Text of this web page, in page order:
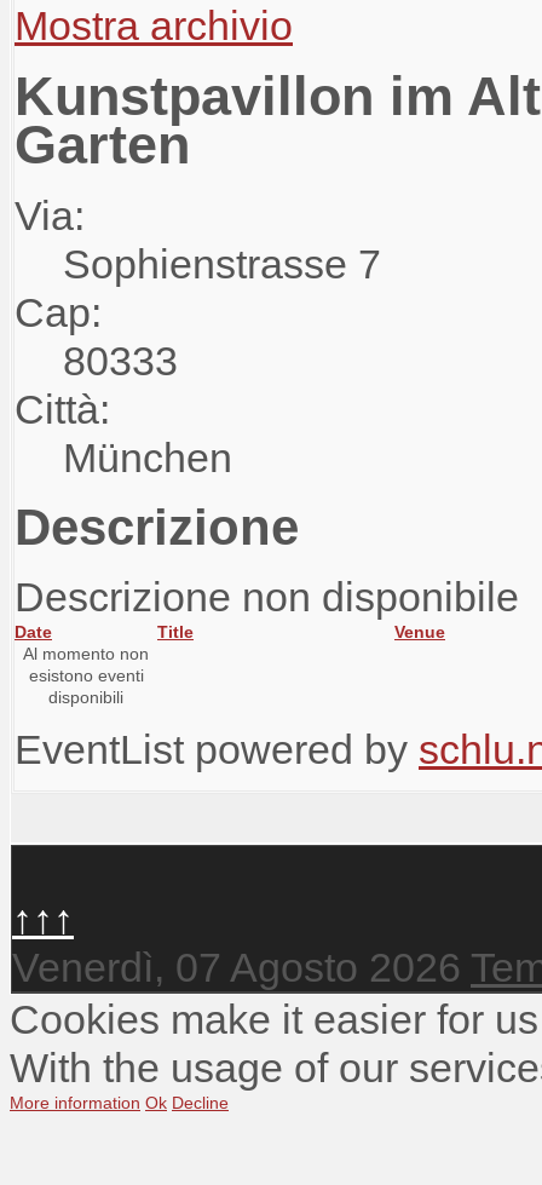
Mostra archivio
Kunstpavillon im
Garten
Via:
Sophienstrasse 7
Cap:
80333
Città:
München
Descrizione
Descrizione non disponibile
Date Title
Venue
Al momento non
esistono eventi
disponibili
EventList powered by
↑↑↑
Venerdì, 07 Agosto 2026
Cookies make it easier for
With the usage of our
More information Ok Decline